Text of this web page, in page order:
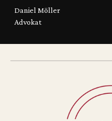
Daniel Möller
Advokat